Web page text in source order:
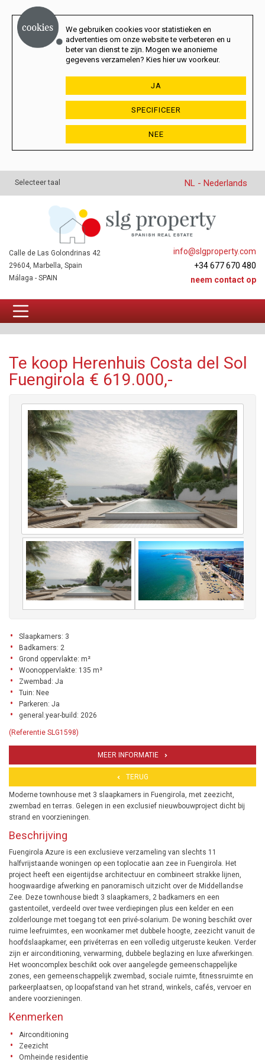
We gebruiken cookies voor statistieken en
advertenties om onze website te verbeteren en u
beter van dienst te zijn. Mogen we anonieme
gegevens verzamelen? Kies hier uw voorkeur.
JA
SPECIFICEER
NEE
Selecteer taal NL - Nederlands
info@slgproperty.com
+34 677 670 480
neem contact op
Calle de Las Golondrinas 42
29604, Marbella, Spain
Málaga - SPAIN
Te koop Herenhuis Costa del Sol
Fuengirola € 619.000,-
Slaapkamers: 3
Badkamers: 2
Grond oppervlakte: m²
Woonoppervlakte: 135 m²
Zwembad: Ja
Tuin: Nee
Parkeren: Ja
general.year-build: 2026
(Referentie SLG1598)
MEER INFORMATIE
TERUG
Moderne townhouse met 3 slaapkamers in Fuengirola, met zeezicht,
zwembad en terras. Gelegen in een exclusief nieuwbouwproject dicht bij
strand en voorzieningen.
Beschrijving
Fuengirola Azure is een exclusieve verzameling van slechts 11
halfvrijstaande woningen op een toplocatie aan zee in Fuengirola. Het
project heeft een eigentijdse architectuur en combineert strakke lijnen,
hoogwaardige afwerking en panoramisch uitzicht over de Middellandse
Zee. Deze townhouse biedt 3 slaapkamers, 2 badkamers en een
gastentoilet, verdeeld over twee verdiepingen plus een kelder en een
zolderlounge met toegang tot een privé-solarium. De woning beschikt over
ruime leefruimtes, een woonkamer met dubbele hoogte, zeezicht vanuit de
hoofdslaapkamer, een privéterras en een volledig uitgeruste keuken. Verder
zijn er airconditioning, verwarming, dubbele beglazing en luxe afwerkingen.
Het wooncomplex beschikt ook over aangelegde gemeenschappelijke
zones, een gemeenschappelijk zwembad, sociale ruimte, fitnessruimte en
parkeerplaatsen, op loopafstand van het strand, winkels, cafés, vervoer en
andere voorzieningen.
Kenmerken
Airconditioning
Zeezicht
Omheinde residentie